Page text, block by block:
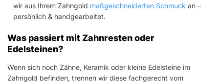
wir aus Ihrem Zahngold maßgeschneiderten Schmuck an –
persönlich & handgearbeitet.
Was passiert mit Zahnresten oder
Edelsteinen?
Wenn sich noch Zähne, Keramik oder kleine Edelsteine im
Zahngold befinden, trennen wir diese fachgerecht vom